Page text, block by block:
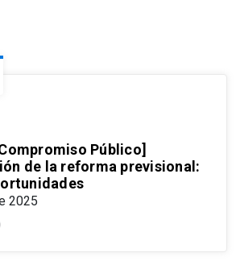
Público]
de la reforma previsional:
2025